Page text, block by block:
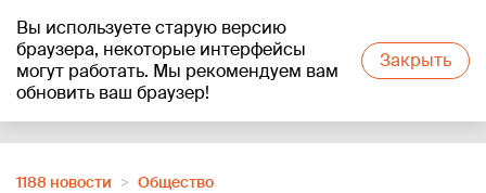
Вы используете старую версию
браузера, некоторые интерфейсы
могут работать. Мы рекомендуем вам
обновить ваш браузер!
Закрыть
+19°C
1188 новости
Oбщество